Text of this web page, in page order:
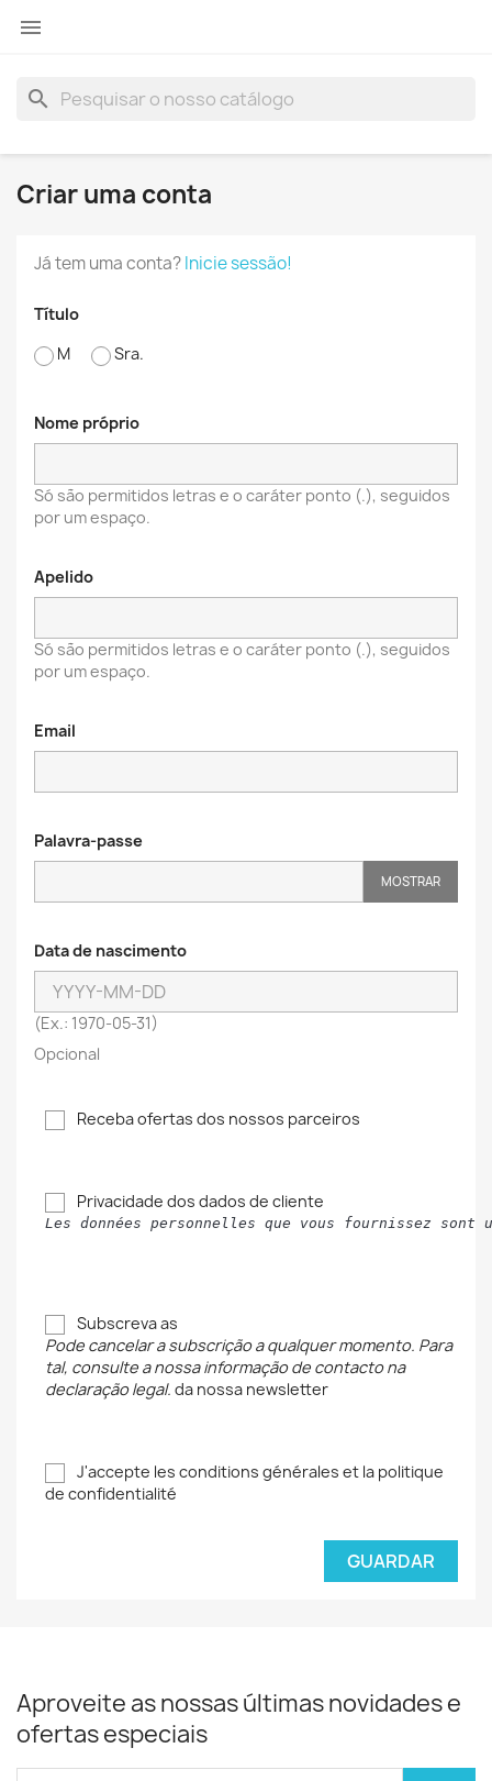

search
Criar uma conta
Já tem uma conta?Inicie sessão!
Título
M
Sra.
Nome próprio
Só são permitidos letras e o caráter ponto (.), seguidos
por um espaço.
Apelido
Só são permitidos letras e o caráter ponto (.), seguidos
por um espaço.
Email
Palavra-passe
MOSTRAR
Data de nascimento
(Ex.: 1970-05-31)
Opcional
Receba ofertas dos nossos parceiros
Privacidade dos dados de cliente
Les données personnelles que vous fournissez
Subscreva as
Pode cancelar a subscrição a qualquer momento. Para
tal, consulte a nossa informação de contacto na
declaração legal. da nossa newsletter
J'accepte les conditions générales et la politique
de confidentialité
GUARDAR
Aproveite as nossas últimas novidades e
ofertas especiais